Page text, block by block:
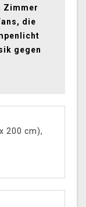
Zimmer
die
gegen
200 cm),